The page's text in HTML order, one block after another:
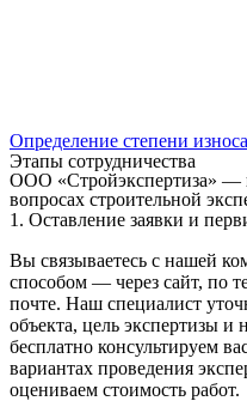
Определение степени
Этапы сотрудничества
ООО «Стройэкспертиза» —
вопросах строительной
1. Оставление заявки и
Вы связываетесь с нашей
способом — через сайт, по
почте. Наш специалист
объекта, цель экспертизы
бесплатно консультируем
вариантах проведения
оцениваем стоимость работ.